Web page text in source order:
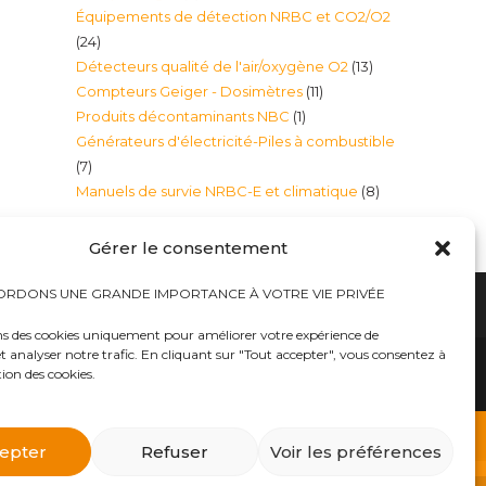
Gérer le consentement
UNE GRANDE IMPORTANCE À VOTRE VIE PRIVÉE
des cookies uniquement pour améliorer votre expérience de
analyser notre trafic. En cliquant sur "Tout accepter", vous consentez à
des cookies.
Refuser Voir les préférences
NRBC (masques à gaz, combinaison et
etc..») dans notre E-BOUTIQUE NRBC-E.
produits
Équipements de détection NRBC et CO2/O2
2424
produits
Détecteurs qualité de l'air/oxygène O2 1313
Compteurs Geiger - Dosimètres 1111
Produits décontaminants NBC 11
produit
Générateurs d'électricité-Piles à combustible
77
produits
Manuels de survie NRBC-E et climatique 88
Bureaux tables bunkers NRBC-E
médicales
électromagnétique
Masques à gaz
Équipements accessoires Militaires Police Sécurité
de protection NBC Personnelle
et Alpiniste
Traitement d’eau – Purificateurs eau et filtres
Générateurs d’électricité-Piles à combustible